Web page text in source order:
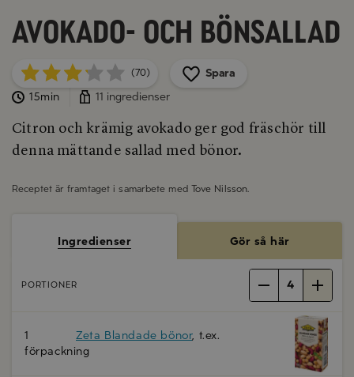
Avokado- och bönsallad
(70)
Spara
15min
11 ingredienser
Citron och krämig avokado ger god fräschör till
denna mättande sallad med bönor.
Receptet är framtaget i samarbete med Tove Nilsson.
Ingredienser Gör så här
PORTIONER 4
1
förpackning
Zeta Blandade bönor, t.ex.